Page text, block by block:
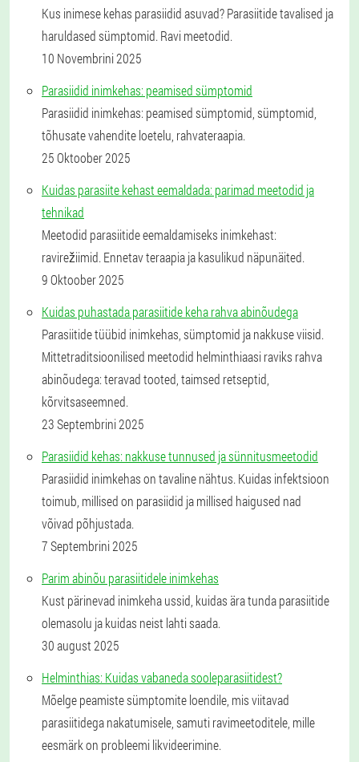
Kus inimese kehas parasiidid asuvad? Parasiitide tavalised ja
haruldased sümptomid. Ravi meetodid.
10 Novembrini 2025
Parasiidid inimkehas: peamised sümptomid
Parasiidid inimkehas: peamised sümptomid, sümptomid,
tõhusate vahendite loetelu, rahvateraapia.
25 Oktoober 2025
Kuidas parasiite kehast eemaldada: parimad meetodid ja
tehnikad
Meetodid parasiitide eemaldamiseks inimkehast:
ravirežiimid. Ennetav teraapia ja kasulikud näpunäited.
9 Oktoober 2025
Kuidas puhastada parasiitide keha rahva abinõudega
Parasiitide tüübid inimkehas, sümptomid ja nakkuse viisid.
Mittetraditsioonilised meetodid helminthiaasi raviks rahva
abinõudega: teravad tooted, taimsed retseptid,
kõrvitsaseemned.
23 Septembrini 2025
Parasiidid kehas: nakkuse tunnused ja sünnitusmeetodid
Parasiidid inimkehas on tavaline nähtus. Kuidas infektsioon
toimub, millised on parasiidid ja millised haigused nad
võivad põhjustada.
7 Septembrini 2025
Parim abinõu parasiitidele inimkehas
Kust pärinevad inimkeha ussid, kuidas ära tunda parasiitide
olemasolu ja kuidas neist lahti saada.
30 august 2025
Helminthias: Kuidas vabaneda sooleparasiitidest?
Mõelge peamiste sümptomite loendile, mis viitavad
parasiitidega nakatumisele, samuti ravimeetoditele, mille
eesmärk on probleemi likvideerimine.